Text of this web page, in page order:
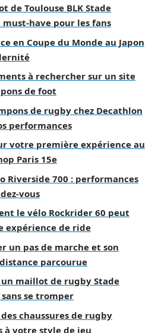
de Toulouse BLK Stade
have pour les fans
en Coupe du Monde au Japon
à rechercher sur un site
de foot
de rugby chez Decathlon
performances
votre première expérience au
Paris 15e
Riverside 700 : performances
vous
le vélo Rockrider 60 peut
expérience de ride
un pas de marche et son
parcourue
maillot de rugby Stade
se tromper
chaussures de rugby
à votre style de jeu